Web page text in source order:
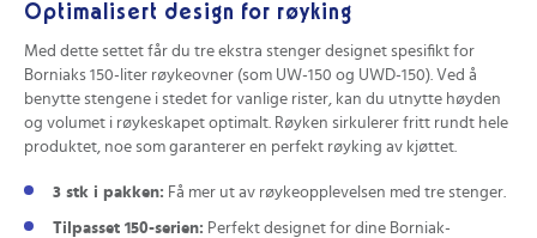
Optimalisert design for røyking
Med dette settet får du tre ekstra stenger designet spesifikt for
Borniaks 150-liter røykeovner (som UW-150 og UWD-150). Ved å
benytte stengene i stedet for vanlige rister, kan du utnytte høyden
og volumet i røykeskapet optimalt. Røyken sirkulerer fritt rundt hele
produktet, noe som garanterer en perfekt røyking av kjøttet.
3 stk i pakken: Få mer ut av røykeopplevelsen med tre stenger.
Tilpasset 150-serien: Perfekt designet for dine Borniak-